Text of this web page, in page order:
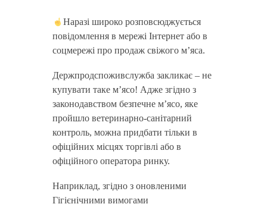
Наразі широко розповсюджується
повідомлення в мережі Інтернет або в
соцмережі про продаж свіжого мʼяса.
Держпродспоживслужба закликає – не
купувати таке мʼясо! Адже згідно з
законодавством безпечне мʼясо, яке
пройшло ветеринарно-санітарний
контроль, можна придбати тільки в
офіційних місцях торгівлі або в
офіційного оператора ринку.
Наприклад, згідно з оновленими
Гігієнічними вимогами